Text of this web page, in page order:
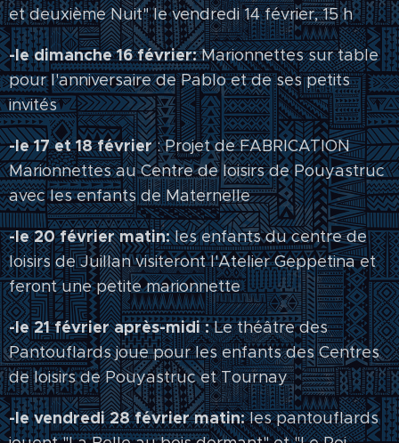
et deuxième Nuit" le vendredi 14 février, 15 h
-le dimanche 16 février:Marionnettes sur table
pour l'anniversaire de Pablo et de ses petits
invités
-le 17 et 18 février: Projet de FABRICATION
Marionnettes au Centre de loisirs de Pouyastruc
avec les enfants de Maternelle
-le 20 février matin:les enfants du centre de
loisirs de Juillan visiteront l'Atelier Geppetina et
feront une petite marionnette
-le 21 février après-midi :Le théâtre des
Pantouflards joue pour les enfants des Centres
de loisirs de Pouyastruc et Tournay
-le vendredi 28 février matin:les pantouflards